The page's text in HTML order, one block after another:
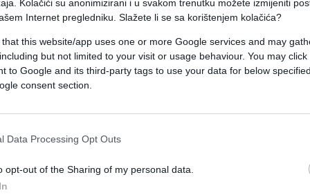
Kolačići su anonimizirani i u svakom trenutku možete izmijeniti
Internet pregledniku. Slažete li se sa korištenjem kolačića?
that this website/app uses one or more Google services and may
but not limited to your visit or usage behaviour. You may
to Google and its third-party tags to use your data for below
consent section.
Data Processing Opt Outs
opt-out of the Sharing of my personal data.
ga koristiti samo na kamenim ili
uspješno je u borbi sa začepljenim
sirćetom. Njime možete prati i zidove
Prokuhano alkoholno sirće lako uništava i
sredstvo za pranje kupatila i to na slijedeći
kapi eteričnog ulja čajevca, lavande i